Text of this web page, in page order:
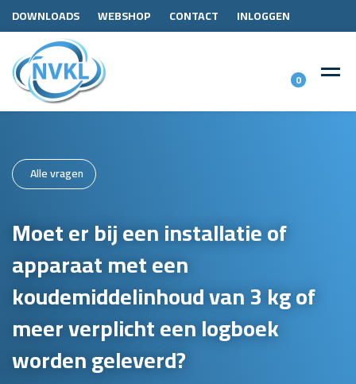
DOWNLOADS WEBSHOP CONTACT INLOGGEN
0
Alle vragen
Moet er bij een installatie of
apparaat met een
koudemiddelinhoud van 3 kg of
meer verplicht een logboek
worden geleverd?